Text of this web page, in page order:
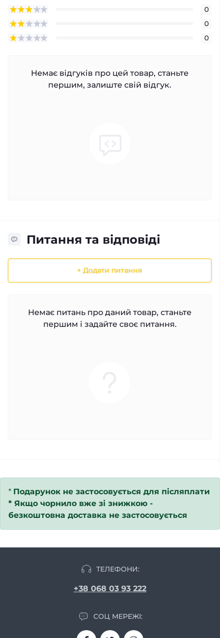
0
0
0
Немає відгуків про цей товар, станьте
першим, залиште свій відгук.
Питання та відповіді
+ Додати питання
Немає питань про даний товар, станьте
першим і задайте своє питання.
* Подарунок не застосовується для післяплати
* Якщо чорнило вже зі знижкою -
безкоштовна доставка не застосовується
ТЕЛЕФОНИ:
+38 068 03 93 222
СОЦ МЕРЕЖІ: